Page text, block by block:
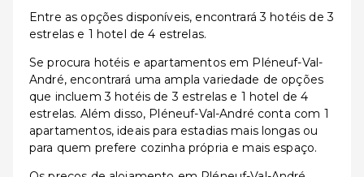
Entre as opções disponíveis, encontrará 3 hotéis de 3
estrelas e 1 hotel de 4 estrelas.
Se procura hotéis e apartamentos em Pléneuf-Val-
André, encontrará uma ampla variedade de opções
que incluem 3 hotéis de 3 estrelas e 1 hotel de 4
estrelas. Além disso, Pléneuf-Val-André conta com 1
apartamentos, ideais para estadias mais longas ou
para quem prefere cozinha própria e mais espaço.